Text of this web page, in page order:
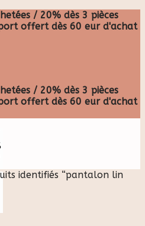
/ 20% dès 3 pièces
offert dès 60 eur d'achat
/ 20% dès 3 pièces
offert dès 60 eur d'achat
identifiés “pantalon lin